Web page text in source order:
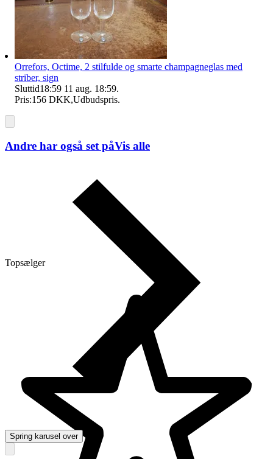
Topsælger
Orrefors, Octime, 2 stilfulde og smarte champagneglas med
striber, sign
Sluttid18:59 11 aug. 18:59.
Pris:156 DKK,Udbudspris.
Andre har også set påVis alle
Spring karusel over